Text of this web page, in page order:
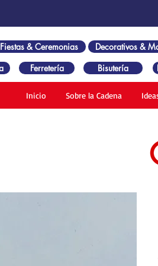
Fiestas & Ceremonias Decorativos &
Ferretería Bisutería
Inicio Sobre la Cadena